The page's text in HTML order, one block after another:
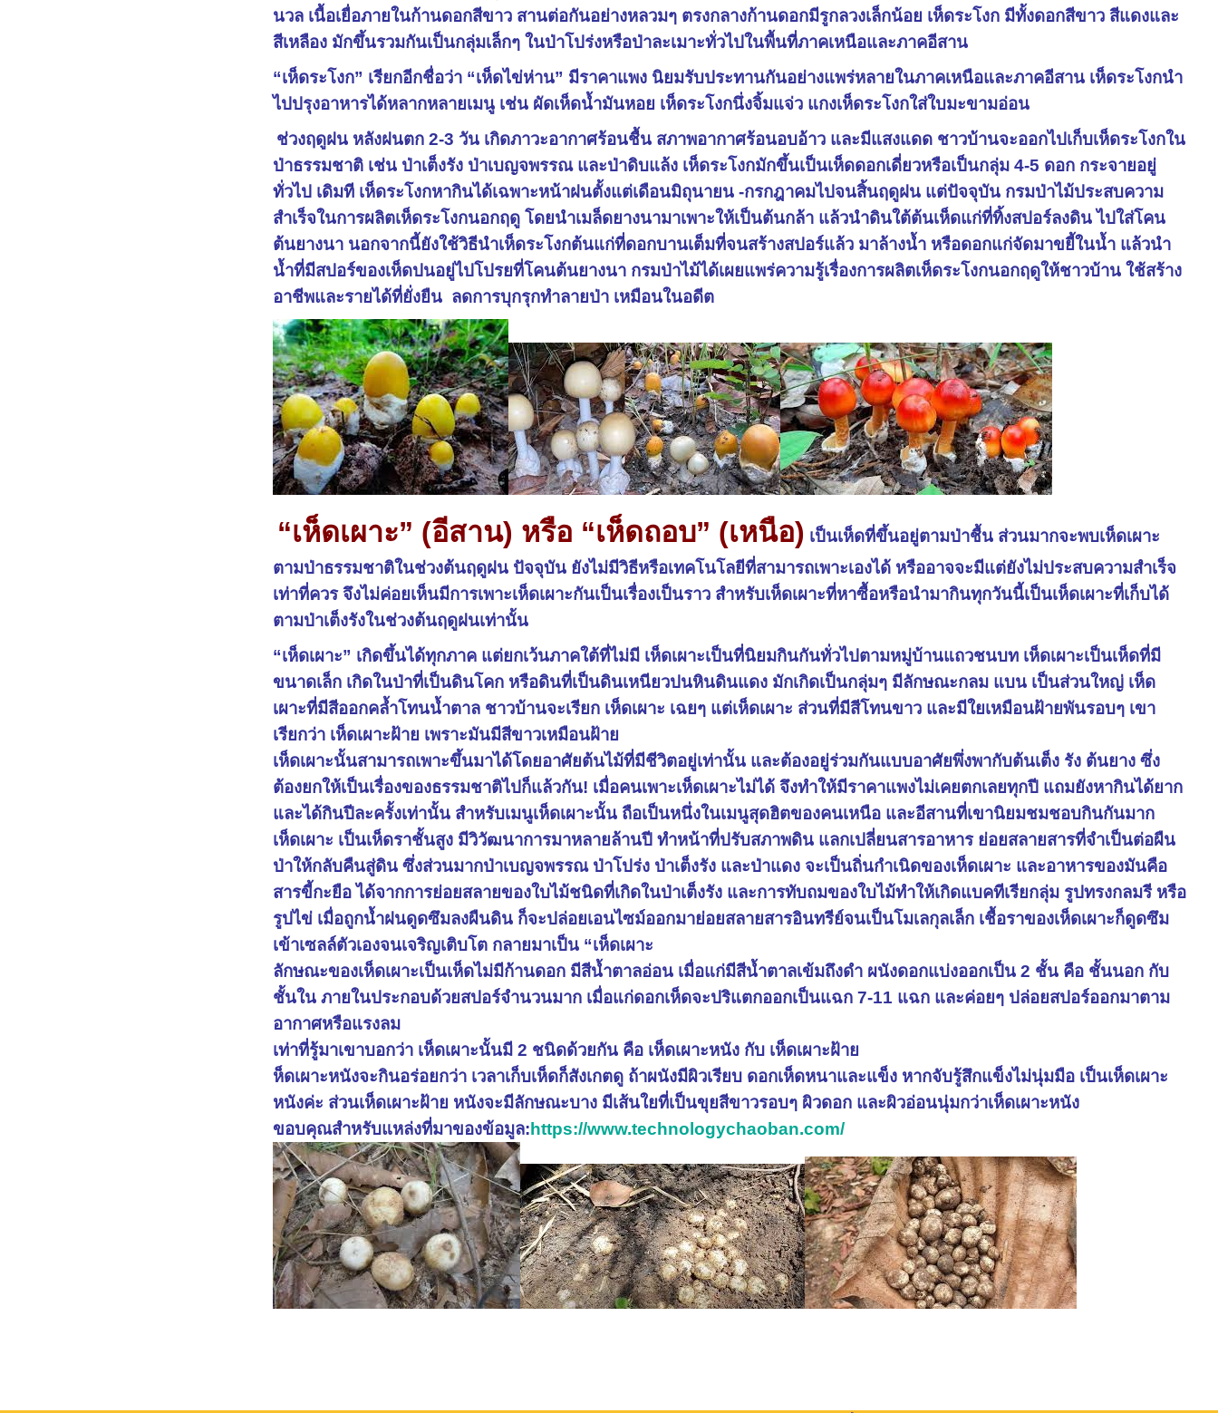
นวล เนื้อเยื่อภายในก้านดอกสีขาว สานต่อกันอย่างหลวมๆ ตรงกลางก้านดอกมีรูกลวงเล็กน้อย เห็ดระโงก มีทั้งดอกสีขาว สีแดงและ
สีเหลือง มักขึ้นรวมกันเป็นกลุ่มเล็กๆ ในป่าโปร่งหรือป่าละเมาะทั่วไปในพื้นที่ภาคเหนือและภาคอีสาน
“เห็ดระโงก” เรียกอีกชื่อว่า “เห็ดไข่ห่าน” มีราคาแพง นิยมรับประทานกันอย่างแพร่หลายในภาคเหนือและภาคอีสาน เห็ดระโงกนำ
ไปปรุงอาหารได้หลากหลายเมนู เช่น ผัดเห็ดน้ำมันหอย เห็ดระโงกนึ่งจิ้มแจ่ว แกงเห็ดระโงกใส่ใบมะขามอ่อน
ช่วงฤดูฝน หลังฝนตก 2-3 วัน เกิดภาวะอากาศร้อนชื้น สภาพอากาศร้อนอบอ้าว และมีแสงแดด ชาวบ้านจะออกไปเก็บเห็ดระโงกใน
ป่าธรรมชาติ เช่น ป่าเต็งรัง ป่าเบญจพรรณ และป่าดิบแล้ง เห็ดระโงกมักขึ้นเป็นเห็ดดอกเดี่ยวหรือเป็นกลุ่ม 4-5 ดอก กระจายอยู่
ทั่วไป เดิมที เห็ดระโงกหากินได้เฉพาะหน้าฝนตั้งแต่เดือนมิถุนายน -กรกฎาคมไปจนสิ้นฤดูฝน แต่ปัจจุบัน กรมป่าไม้ประสบความ
สำเร็จในการผลิตเห็ดระโงกนอกฤดู โดยนำเมล็ดยางนามาเพาะให้เป็นต้นกล้า แล้วนำดินใต้ต้นเห็ดแก่ที่ทิ้งสปอร์ลงดิน ไปใส่โคน
ต้นยางนา นอกจากนี้ยังใช้วิธีนำเห็ดระโงกต้นแก่ที่ดอกบานเต็มที่จนสร้างสปอร์แล้ว มาล้างน้ำ หรือดอกแก่จัดมาขยี้ในน้ำ แล้วนำ
น้ำที่มีสปอร์ของเห็ดปนอยู่ไปโปรยที่โคนต้นยางนา กรมป่าไม้ได้เผยแพร่ความรู้เรื่องการผลิตเห็ดระโงกนอกฤดูให้ชาวบ้าน ใช้สร้าง
อาชีพและรายได้ที่ยั่งยืน ลดการบุกรุกทำลายป่า เหมือนในอดีต
“เห็ดเผาะ” (อีสาน) หรือ “เห็ดถอบ” (เหนือ) เป็นเห็ดที่ขึ้นอยู่ตามป่าชื้น ส่วนมากจะพบเห็ดเผาะ
ตามป่าธรรมชาติในช่วงต้นฤดูฝน ปัจจุบัน ยังไม่มีวิธีหรือเทคโนโลยีที่สามารถเพาะเองได้ หรืออาจจะมีแต่ยังไม่ประสบความสำเร็จ
เท่าที่ควร จึงไม่ค่อยเห็นมีการเพาะเห็ดเผาะกันเป็นเรื่องเป็นราว สำหรับเห็ดเผาะที่หาซื้อหรือนำมากินทุกวันนี้เป็นเห็ดเผาะที่เก็บได้
ตามป่าเต็งรังในช่วงต้นฤดูฝนเท่านั้น
“เห็ดเผาะ” เกิดขึ้นได้ทุกภาค แต่ยกเว้นภาคใต้ที่ไม่มี เห็ดเผาะเป็นที่นิยมกินกันทั่วไปตามหมู่บ้านแถวชนบท เห็ดเผาะเป็นเห็ดที่มี
ขนาดเล็ก เกิดในป่าที่เป็นดินโคก หรือดินที่เป็นดินเหนียวปนหินดินแดง มักเกิดเป็นกลุ่มๆ มีลักษณะกลม แบน เป็นส่วนใหญ่ เห็ด
เผาะที่มีสีออกคล้ำโทนน้ำตาล ชาวบ้านจะเรียก เห็ดเผาะ เฉยๆ แต่เห็ดเผาะ ส่วนที่มีสีโทนขาว และมีใยเหมือนฝ้ายพันรอบๆ เขา
เรียกว่า เห็ดเผาะฝ้าย เพราะมันมีสีขาวเหมือนฝ้าย
เห็ดเผาะนั้นสามารถเพาะขึ้นมาได้โดยอาศัยต้นไม้ที่มีชีวิตอยู่เท่านั้น และต้องอยู่ร่วมกันแบบอาศัยพึ่งพากับต้นเต็ง รัง ต้นยาง ซึ่ง
ต้องยกให้เป็นเรื่องของธรรมชาติไปก็แล้วกัน! เมื่อคนเพาะเห็ดเผาะไม่ได้ จึงทำให้มีราคาแพงไม่เคยตกเลยทุกปี แถมยังหากินได้ยาก
และได้กินปีละครั้งเท่านั้น สำหรับเมนูเห็ดเผาะนั้น ถือเป็นหนึ่งในเมนูสุดฮิตของคนเหนือ และอีสานที่เขานิยมชมชอบกินกันมาก
เห็ดเผาะ เป็นเห็ดราชั้นสูง มีวิวัฒนาการมาหลายล้านปี ทำหน้าที่ปรับสภาพดิน แลกเปลี่ยนสารอาหาร ย่อยสลายสารที่จำเป็นต่อผืน
ป่าให้กลับคืนสู่ดิน ซึ่งส่วนมากป่าเบญจพรรณ ป่าโปร่ง ป่าเต็งรัง และป่าแดง จะเป็นถิ่นกำเนิดของเห็ดเผาะ และอาหารของมันคือ
สารขี้กะยือ ได้จากการย่อยสลายของใบไม้ชนิดที่เกิดในป่าเต็งรัง และการทับถมของใบไม้ทำให้เกิดแบคทีเรียกลุ่ม รูปทรงกลมรี หรือ
รูปไข่ เมื่อถูกน้ำฝนดูดซึมลงผืนดิน ก็จะปล่อยเอนไซม์ออกมาย่อยสลายสารอินทรีย์จนเป็นโมเลกุลเล็ก เชื้อราของเห็ดเผาะก็ดูดซึม
เข้าเซลล์ตัวเองจนเจริญเติบโต กลายมาเป็น “เห็ดเผาะ
ลักษณะของเห็ดเผาะเป็นเห็ดไม่มีก้านดอก มีสีน้ำตาลอ่อน เมื่อแก่มีสีน้ำตาลเข้มถึงดำ ผนังดอกแบ่งออกเป็น 2 ชั้น คือ ชั้นนอก กับ
ชั้นใน ภายในประกอบด้วยสปอร์จำนวนมาก เมื่อแก่ดอกเห็ดจะปริแตกออกเป็นแฉก 7-11 แฉก และค่อยๆ ปล่อยสปอร์ออกมาตาม
อากาศหรือแรงลม
เท่าที่รู้มาเขาบอกว่า เห็ดเผาะนั้นมี 2 ชนิดด้วยกัน คือ เห็ดเผาะหนัง กับ เห็ดเผาะฝ้าย
ห็ดเผาะหนังจะกินอร่อยกว่า เวลาเก็บเห็ดก็สังเกตดู ถ้าผนังมีผิวเรียบ ดอกเห็ดหนาและแข็ง หากจับรู้สึกแข็งไม่นุ่มมือ เป็นเห็ดเผาะ
หนังค่ะ ส่วนเห็ดเผาะฝ้าย หนังจะมีลักษณะบาง มีเส้นใยที่เป็นขุยสีขาวรอบๆ ผิวดอก และผิวอ่อนนุ่มกว่าเห็ดเผาะหนัง
ขอบคุณสำหรับแหล่งที่มาของข้อมูล:https://www.technologychaoban.com/